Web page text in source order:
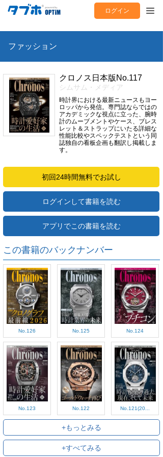
ログイン
ファッション
クロノス日本版No.117
シムサム・メディア
時計界における最新ニュースもヨー
ロッパから発信。専門誌ならではの
アカデミックな視点に立った、腕時
計のムーブメントやケース、ブレス
レット＆ストラップにいたる詳細な
性能比較やスペックテストという同
誌独自の看板企画も翻訳し掲載しま
す。
初回24時間無料でお試し
ログインして書籍を読む
アプリでこの書籍を読む
この書籍のバックナンバー
No.126 No.125 No.124
No.123 No.122 No.121(20...
+もっとみる
+すべてみる